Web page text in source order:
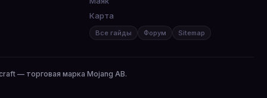
Карта
Все гайды Форум Sitemap
— торговая марка Mojang AB.